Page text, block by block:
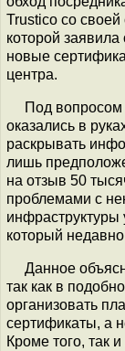
Trustico со
которой заявила
новые
центра.
Под вопросом
оказались в
раскрывать
лишь
на отзыв 50
проблемами с
инфраструктуры
который
Данное
так как в
организовать
сертификаты, а
Кроме того, так